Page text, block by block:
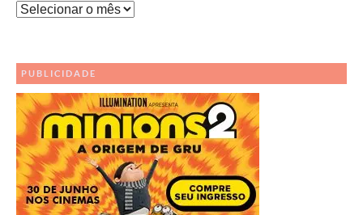
Leia
Posts
PUBLICIDADE